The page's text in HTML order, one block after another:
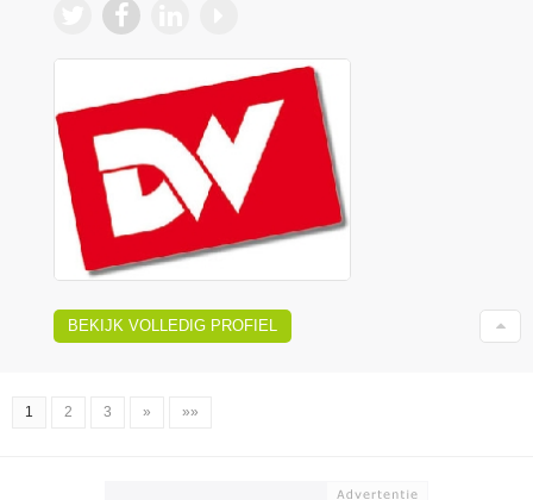
BEKIJK VOLLEDIG PROFIEL
1 2 3 » »»